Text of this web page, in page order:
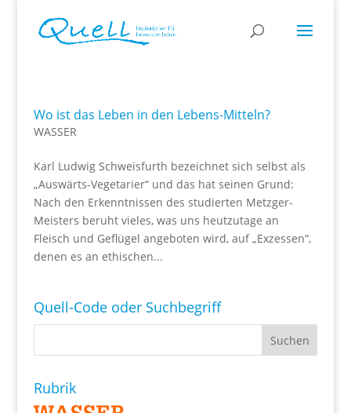
Wo ist das Leben in den Lebens-Mitteln?
WASSER
Karl Ludwig Schweisfurth bezeichnet sich selbst als
„Auswärts-Vegetarier“ und das hat seinen Grund:
Nach den Erkenntnissen des studierten Metzger-
Meisters beruht vieles, was uns heutzutage an
Fleisch und Geflügel angeboten wird, auf „Exzessen“,
denen es an ethischen...
Quell-Code oder Suchbegriff
Rubrik